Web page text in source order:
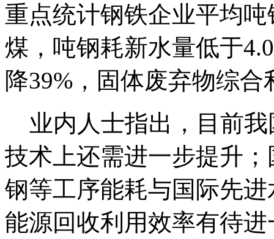
重点统计钢铁企业平均
煤，吨钢耗新水量低于
降39%，固体废弃物综
业内人士指出，目前我
技术上还需进一步提升
钢等工序能耗与国际先
能源回收利用效率有待